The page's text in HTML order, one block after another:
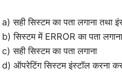
a) सही सिस्टम का पता लगाना तथा
b) सिस्टम में ERROR का पता
c) सही सिस्टम का पता लगाना
d) ऑपरेटिंग सिस्टम इंस्टॉल करना